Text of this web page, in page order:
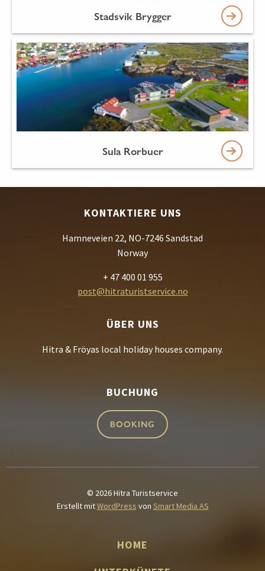
Stadsvik Brygger
Sula Rorbuer
KONTAKTIERE UNS
Hamneveien 22, NO-7246 Sandstad
Norway
+ 47 400 01 955
post@hitraturistservice.no
ÜBER UNS
Hitra & Fröyas local holiday houses company.
BUCHUNG
BOOKING
© 2026 Hitra Turistservice
Erstellt mitWordPress von Smart Media AS
HOME